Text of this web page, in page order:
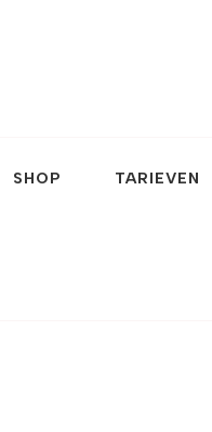
SHOP TARIEVEN